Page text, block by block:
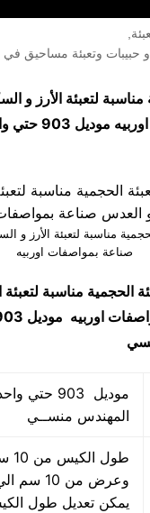
,
حبيبات وتعبئة مساحيق في
مناسبة لتعبئة الأرز و
صناعة بمواصفات
مناسبة لتعبئة الأرز و
صناعة بمواصفات اوربيه
الحجمية مناسبة
اوربيه
موديل 903
المهندس منســي
يمكن تعديل طول